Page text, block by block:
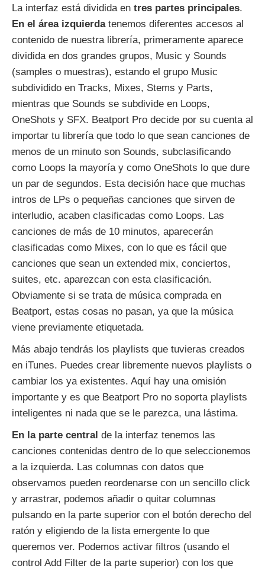
La interfaz está dividida en tres partes principales.
En el área izquierdatenemos diferentes accesos al
contenido de nuestra librería, primeramente aparece
dividida en dos grandes grupos, Music y Sounds
(samples o muestras), estando el grupo Music
subdividido en Tracks, Mixes, Stems y Parts,
mientras que Sounds se subdivide en Loops,
OneShots y SFX. Beatport Pro decide por su cuenta al
importar tu librería que todo lo que sean canciones de
menos de un minuto son Sounds, subclasificando
como Loops la mayoría y como OneShots lo que dure
un par de segundos. Esta decisión hace que muchas
intros de LPs o pequeñas canciones que sirven de
interludio, acaben clasificadas como Loops. Las
canciones de más de 10 minutos, aparecerán
clasificadas como Mixes, con lo que es fácil que
canciones que sean un extended mix, conciertos,
suites, etc. aparezcan con esta clasificación.
Obviamente si se trata de música comprada en
Beatport, estas cosas no pasan, ya que la música
viene previamente etiquetada.
Más abajo tendrás los playlists que tuvieras creados
en iTunes. Puedes crear libremente nuevos playlists o
cambiar los ya existentes. Aquí hay una omisión
importante y es que Beatport Pro no soporta playlists
inteligentes ni nada que se le parezca, una lástima.
En la parte central de la interfaz tenemos las
canciones contenidas dentro de lo que seleccionemos
a la izquierda. Las columnas con datos que
observamos pueden reordenarse con un sencillo click
y arrastrar, podemos añadir o quitar columnas
pulsando en la parte superior con el botón derecho del
ratón y eligiendo de la lista emergente lo que
queremos ver. Podemos activar filtros (usando el
control Add Filter de la parte superior) con los que